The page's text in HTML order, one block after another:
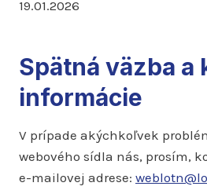
19.01.2026
Spätná väzba a
informácie
V prípade akýchkoľvek
webového sídla nás, prosím,
e-mailovej adrese: